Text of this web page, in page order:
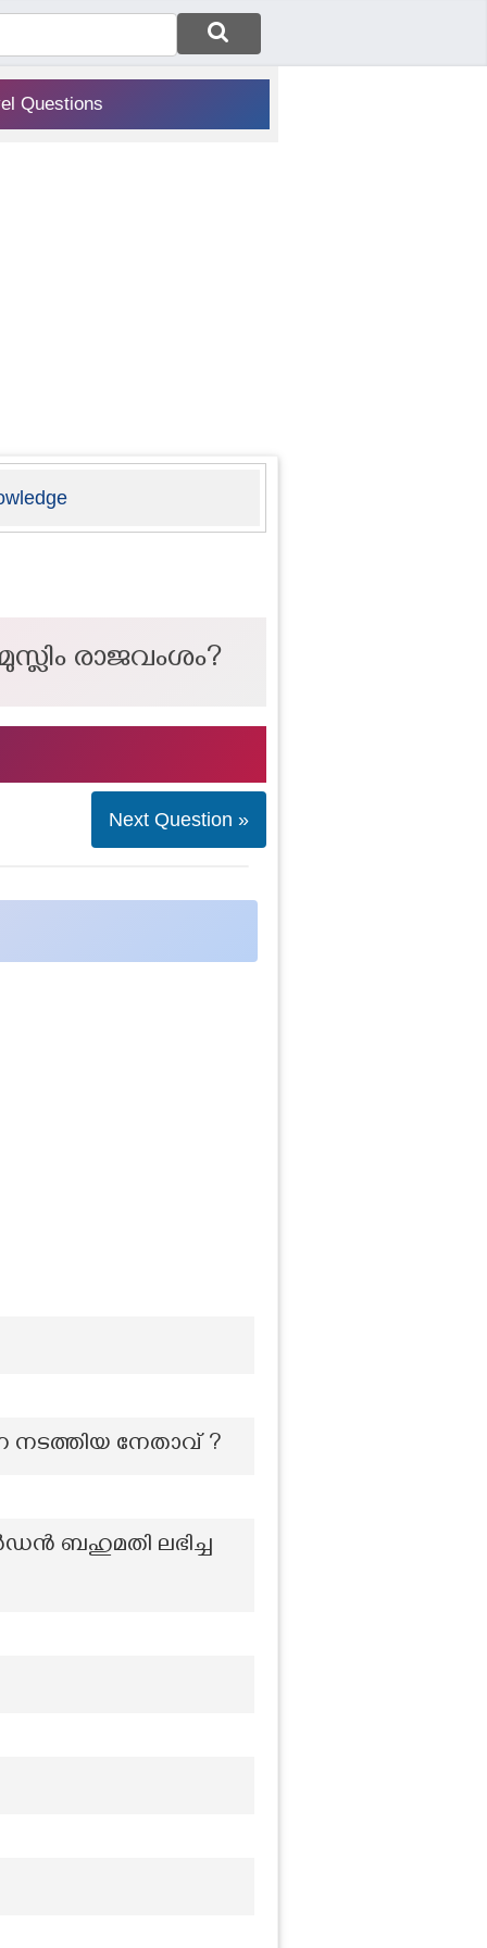
Questions
രാജവംശം?
Next Question »
നടത്തിയ നേതാവ് ?
ബഹുമതി ലഭിച്ച